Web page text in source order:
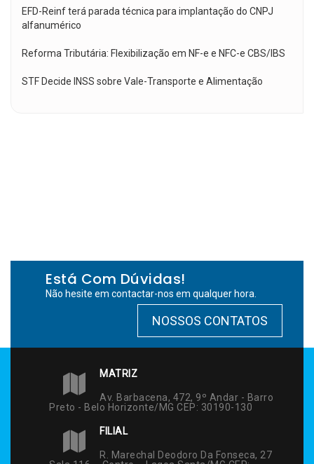
EFD-Reinf terá parada técnica para implantação do CNPJ
alfanumérico
Reforma Tributária: Flexibilização em NF-e e NFC-e CBS/IBS
STF Decide INSS sobre Vale-Transporte e Alimentação
Está Com Dúvidas!
Não hesite em contactar-nos em qualquer hora.
NOSSOS CONTATOS
MATRIZ
Av. Barbacena, 472, 9º Andar - Barro
Preto - Belo Horizonte/MG CEP: 30190-130
FILIAL
R. Marechal Deodoro Da Fonseca, 27